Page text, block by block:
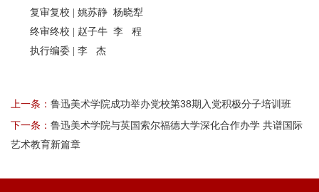
复审复校 | 姚苏静 杨晓犁
终审终校 | 赵子牛 李 程
执行编委 | 李 杰
上一条： 鲁迅美术学院成功举办党校第38期入党积极分子培训班
下一条： 鲁迅美术学院与英国索尔福德大学深化合作办学 共谱国际
艺术教育新篇章